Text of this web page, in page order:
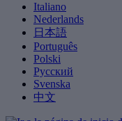
Italiano
Nederlands
日本語
Português
Polski
Русский
Svenska
中文